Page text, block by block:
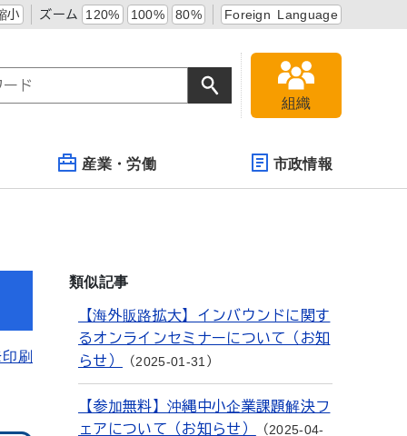
小 ズーム 120% 100% 80% Foreign Language
組織
産業・労働 市政情報
刷
類似記事
【海外販路拡大】インバウンドに関す
るオンラインセミナーについて（お知
らせ）
2025-01-31
【参加無料】沖縄中小企業課題解決フ
ェアについて（お知らせ）
2025-04-